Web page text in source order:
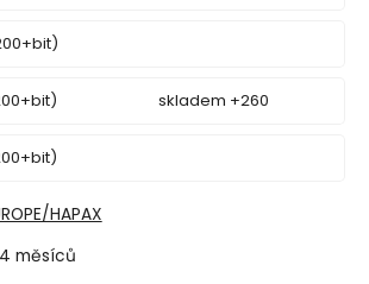
skladem +260
HAPAX
měsíců